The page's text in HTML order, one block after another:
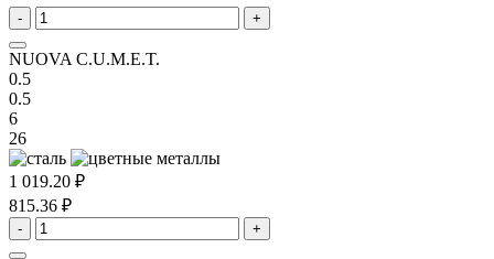
- +
NUOVA C.U.M.E.T.
0.5
0.5
6
26
1 019.20 ₽
815.36 ₽
- +